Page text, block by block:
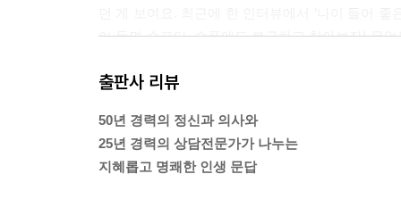
이 들면 슬프다. 슬픔에도 불구하고 찾아보자! 무
---「재미있게 살 수 있는 방법이 뭔가요?」중에서
내가 아들 손주들과 살아가기 위해 노력한 게 있
든 자기 습관을 완고하게 고집하는 사람이라면 꼰
가 들수록 꼰대가 되기 쉽다는 것이지, 나이 든 사
출판사 리뷰
50년 경력의 정신과 의사와
25년 경력의 상담전문가가 나누는
지혜롭고 명쾌한 인생 문답